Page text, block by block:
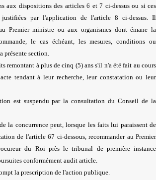
aux dispositions des articles 6 et 7 ci-dessus ou si ces
justifiées par l'application de l'article 8 ci-dessus. Il
Premier ministre ou aux organismes dont émane la
le cas échéant, les mesures, conditions ou
présente section.
remontant à plus de cinq (5) ans s'il n'a été fait au cours
tendant à leur recherche, leur constatation ou leur
est suspendu par la consultation du Conseil de la
la concurrence peut, lorsque les faits lui paraissent de
de l'article 67 ci-dessous, recommander au Premier
du Roi près le tribunal de première instance
conformément audit article.
la prescription de l'action publique.